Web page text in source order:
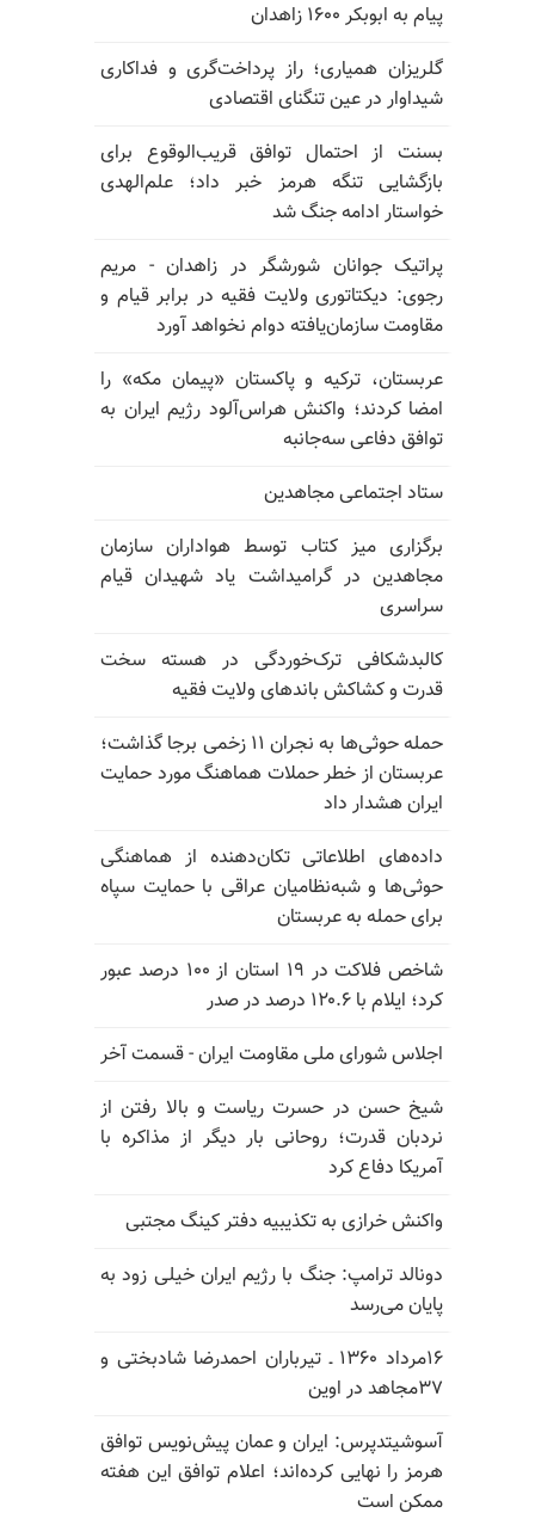
پیام به ابوبکر ۱۶۰۰ زاهدان
گلریزان همیاری؛ راز پرداخت‌گری و فداکاری
شیداوار در عین تنگنای اقتصادی
بسنت از احتمال توافق قریب‌الوقوع برای
بازگشایی تنگه هرمز خبر داد؛ علم‌الهدی
خواستار ادامه جنگ شد
پراتیک جوانان شورشگر در زاهدان - مریم
رجوی: دیکتاتوری ولایت فقیه در برابر قیام و
مقاومت سازمان‌یافته دوام نخواهد آورد
عربستان، ترکیه و پاکستان «پیمان مکه» را
امضا کردند؛ واکنش هراس‌آلود رژیم ایران به
توافق دفاعی سه‌جانبه
ستاد اجتماعی مجاهدین
برگزاری میز کتاب توسط هواداران سازمان
مجاهدین در گرامیداشت یاد شهیدان قیام
سراسری
کالبدشکافی ترک‌خوردگی در هسته سخت
قدرت و کشاکش باندهای ولایت فقیه
حمله حوثی‌ها به نجران ۱۱ زخمی برجا گذاشت؛
عربستان از خطر حملات هماهنگ مورد حمایت
ایران هشدار داد
داده‌های اطلاعاتی تکان‌دهنده از هماهنگی
حوثی‌ها و شبه‌نظامیان عراقی با حمایت سپاه
برای حمله به عربستان
شاخص فلاکت در ۱۹ استان از ۱۰۰ درصد عبور
کرد؛ ایلام با ۱۲۰.۶ درصد در صدر
اجلاس شورای ملی مقاومت ایران - قسمت آخر
شیخ حسن در حسرت ریاست و بالا رفتن از
نردبان قدرت؛ روحانی بار دیگر از مذاکره با
آمریکا دفاع کرد
واکنش خرازی به تکذیبیه دفتر کینگ مجتبی
دونالد ترامپ: جنگ با رژیم ایران خیلی زود به
پایان می‌رسد
۱۶مرداد ۱۳۶۰ ـ تیرباران احمدرضا شادبختی و
۳۷مجاهد در اوین
آسوشیتدپرس: ایران و عمان پیش‌نویس توافق
هرمز را نهایی کرده‌اند؛ اعلام توافق این هفته
ممکن است